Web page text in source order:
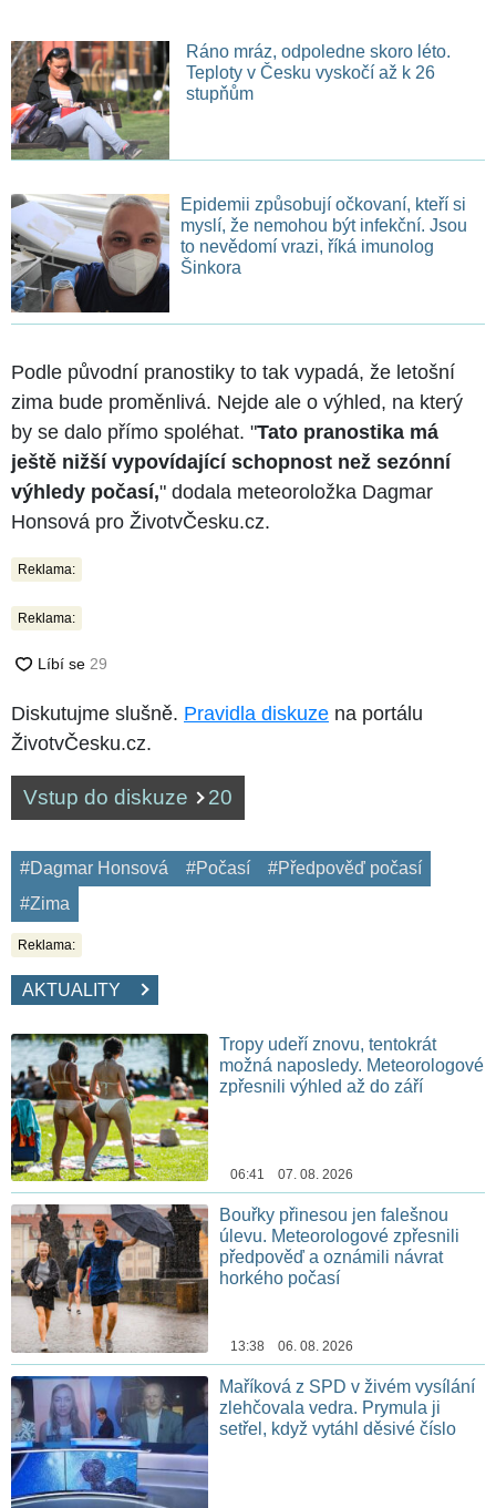
Ráno mráz, odpoledne skoro léto.
Teploty v Česku vyskočí až k 26
stupňům
Epidemii způsobují očkovaní, kteří si
myslí, že nemohou být infekční. Jsou
to nevědomí vrazi, říká imunolog
Šinkora
Podle původní pranostiky to tak vypadá, že letošní
zima bude proměnlivá. Nejde ale o výhled, na který
by se dalo přímo spoléhat. "Tato pranostika má
ještě nižší vypovídající schopnost než sezónní
výhledy počasí," dodala meteoroložka Dagmar
Honsová pro ŽivotvČesku.cz.
Reklama:
Reklama:
Diskutujme slušně. Pravidla diskuze na portálu
ŽivotvČesku.cz.
Vstup do diskuze 20
#Dagmar Honsová #Počasí
#Předpověď počasí
#Zima
Reklama:
AKTUALITY
Tropy udeří znovu, tentokrát
možná naposledy. Meteorologové
zpřesnili výhled až do září
06:41 07. 08. 2026
Bouřky přinesou jen falešnou
úlevu. Meteorologové zpřesnili
předpověď a oznámili návrat
horkého počasí
13:38 06. 08. 2026
Maříková z SPD v živém vysílání
zlehčovala vedra. Prymula ji
setřel, když vytáhl děsivé číslo